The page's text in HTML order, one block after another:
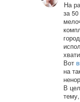
На
за
Вот
на
В